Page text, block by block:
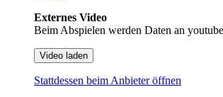
Externes Video
Beim Abspielen werden Daten an
Video laden
Stattdessen beim Anbieter öffnen